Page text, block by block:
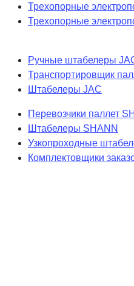
Трехопорные
Трехопорные
Ручные штабелеры
Транспортировщик
Штабелеры JAC
Перевозчики паллет
Штабелеры SHANN
Узкопроходные
Комплектовщики